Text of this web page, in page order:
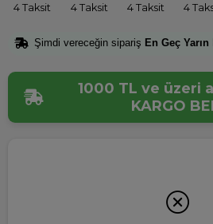
4 Taksit 4 Taksit 4 Taksit 4
Şimdi vereceğin sipariş En Geç Yarın
1000 TL ve üzeri
KARGO